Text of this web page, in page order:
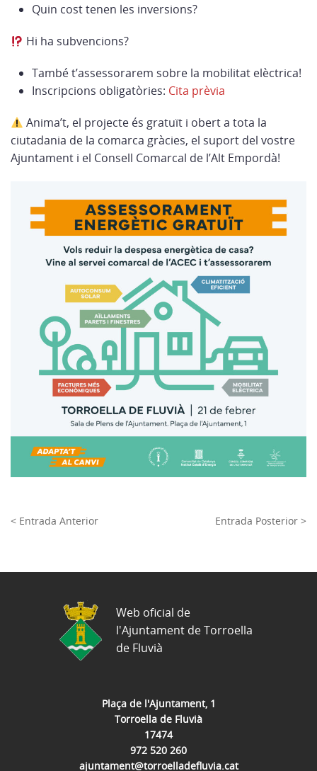
Quin cost tenen les inversions?
Hi ha subvencions?
També t’assessorarem sobre la mobilitat elèctrica!
Inscripcions obligatòries: Cita prèvia
Anima’t, el projecte és gratuït i obert a tota la
ciutadania de la comarca gràcies, el suport del vostre
Ajuntament i el Consell Comarcal de l’Alt Empordà!
< Entrada Anterior Entrada Posterior >
Plaça de l'Ajuntament, 1
Torroella de Fluvià
17474
972 520 260
ajuntament@torroelladefluvia.cat
Web oficial de
l'Ajuntament de Torroella
de Fluvià